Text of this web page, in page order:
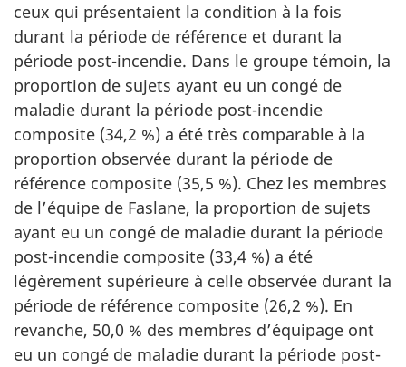
ceux qui présentaient la condition à la fois
durant la période de référence et durant la
période post-incendie. Dans le groupe témoin, la
proportion de sujets ayant eu un congé de
maladie durant la période post-incendie
composite (34,2 %) a été très comparable à la
proportion observée durant la période de
référence composite (35,5 %). Chez les membres
de l’équipe de Faslane, la proportion de sujets
ayant eu un congé de maladie durant la période
post-incendie composite (33,4 %) a été
légèrement supérieure à celle observée durant la
période de référence composite (26,2 %). En
revanche, 50,0 % des membres d’équipage ont
eu un congé de maladie durant la période post-